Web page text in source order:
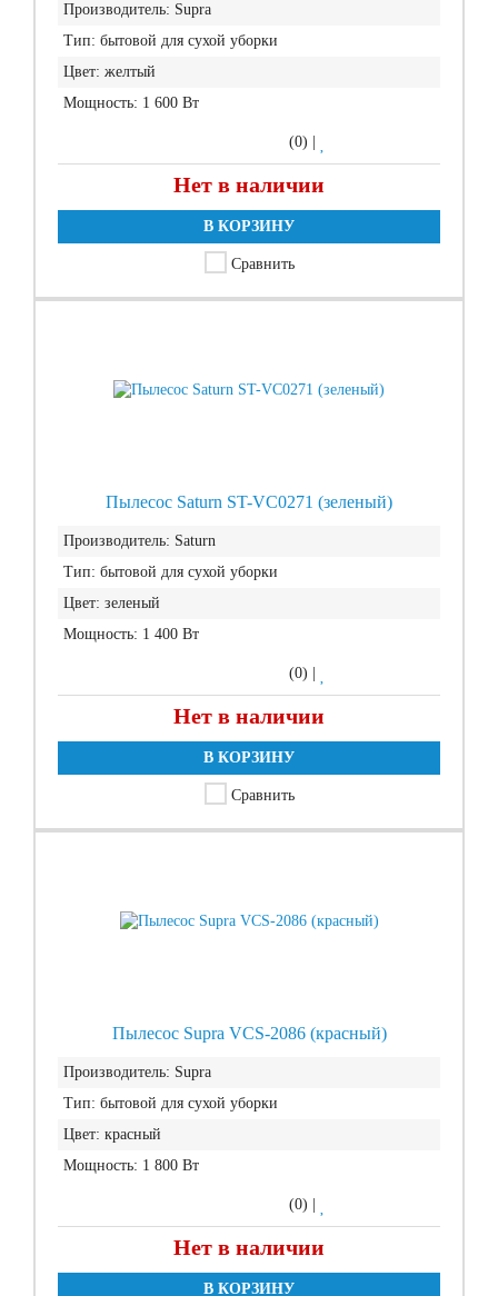
Производитель: Supra
Тип: бытовой для сухой уборки
Цвет: желтый
Мощность: 1 600 Вт
(0)
Нет в наличии
В КОРЗИНУ
Сравнить
Пылесос Saturn ST-VC0271 (зеленый)
Производитель: Saturn
Тип: бытовой для сухой уборки
Цвет: зеленый
Мощность: 1 400 Вт
(0)
Нет в наличии
В КОРЗИНУ
Сравнить
Пылесос Supra VCS-2086 (красный)
Производитель: Supra
Тип: бытовой для сухой уборки
Цвет: красный
Мощность: 1 800 Вт
(0)
Нет в наличии
В КОРЗИНУ